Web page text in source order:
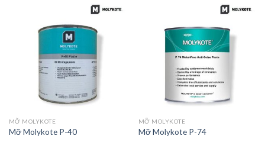
MỠ MOLYKOTE
Mỡ Molykote P-40
MỠ MOLYKOTE
Mỡ Molykote P-74